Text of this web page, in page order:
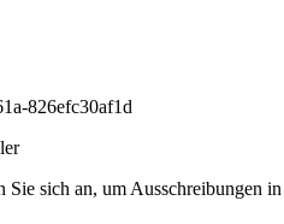
826efc30af1d
sich an, um Ausschreibungen